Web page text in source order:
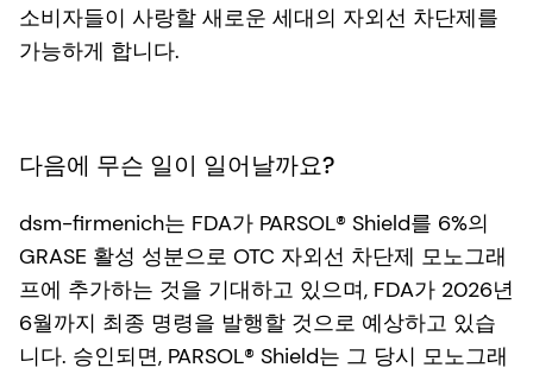
소비자들이 사랑할 새로운 세대의 자외선 차단제를
가능하게 합니다.
다음에 무슨 일이 일어날까요?
dsm-firmenich는 FDA가 PARSOL® Shield를 6%의
GRASE 활성 성분으로 OTC 자외선 차단제 모노그래
프에 추가하는 것을 기대하고 있으며, FDA가 2026년
6월까지 최종 명령을 발행할 것으로 예상하고 있습
니다. 승인되면, PARSOL® Shield는 그 당시 모노그래